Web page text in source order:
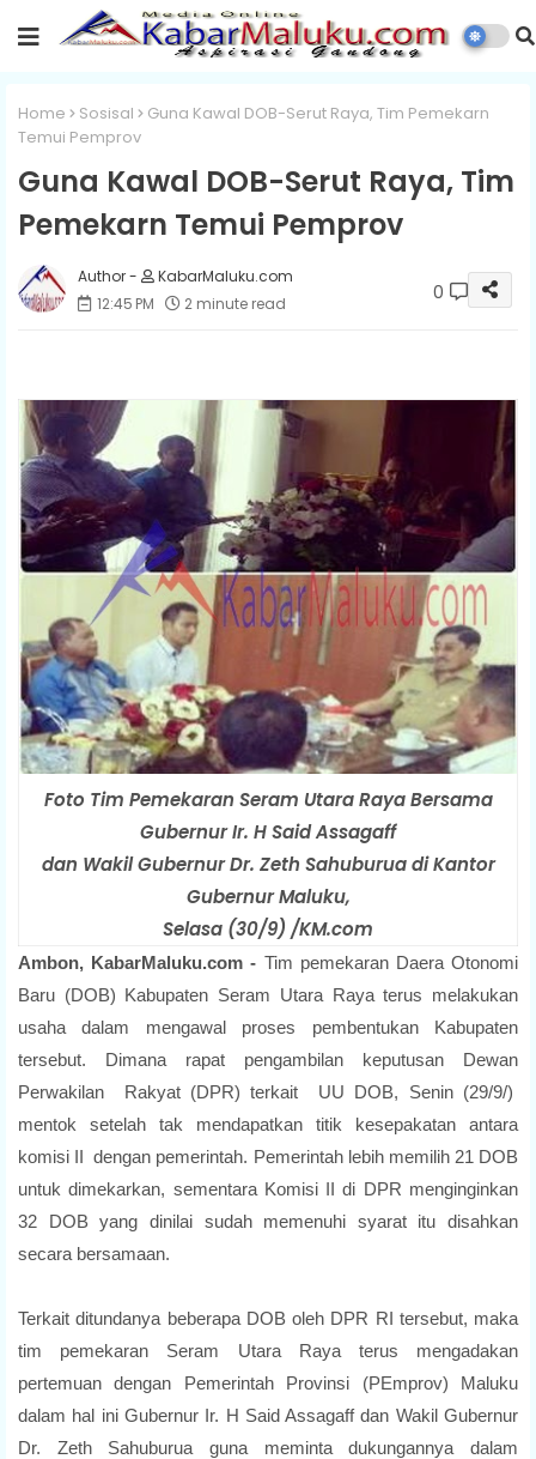
Home Sosisal
Guna Kawal DOB-Serut Raya, Tim Pemekarn
Temui Pemprov
Guna Kawal DOB-Serut Raya, Tim
Pemekarn Temui Pemprov
KabarMaluku.com
12:45 PM
2 minute read 0
Foto Tim Pemekaran Seram Utara Raya Bersama
Gubernur Ir. H Said Assagaff
dan Wakil Gubernur Dr. Zeth Sahuburua di Kantor
Gubernur Maluku,
Selasa (30/9) /KM.com
Ambon, KabarMaluku.com - Tim pemekaran Daera Otonomi
Baru (DOB) Kabupaten Seram Utara Raya terus melakukan
usaha dalam mengawal proses pembentukan Kabupaten
tersebut. Dimana rapat pengambilan keputusan Dewan
Perwakilan Rakyat (DPR) terkait UU DOB, Senin (29/9/)
mentok setelah tak mendapatkan titik kesepakatan antara
komisi II dengan pemerintah. Pemerintah lebih memilih 21 DOB
untuk dimekarkan, sementara Komisi II di DPR menginginkan
32 DOB yang dinilai sudah memenuhi syarat itu disahkan
secara bersamaan.
Terkait ditundanya beberapa DOB oleh DPR RI tersebut, maka
tim pemekaran Seram Utara Raya terus mengadakan
pertemuan dengan Pemerintah Provinsi (PEmprov) Maluku
dalam hal ini Gubernur Ir. H Said Assagaff dan Wakil Gubernur
Dr. Zeth Sahuburua guna meminta dukungannya dalam